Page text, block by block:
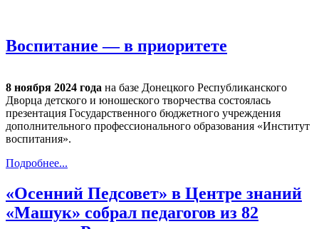
Воспитание — в приоритете
8 ноября 2024 года на базе Донецкого Республиканского
Дворца детского и юношеского творчества состоялась
презентация Государственного бюджетного учреждения
дополнительного профессионального образования «Институт
воспитания».
Подробнее...
«Осенний Педсовет» в Центре знаний
«Машук» собрал педагогов из 82